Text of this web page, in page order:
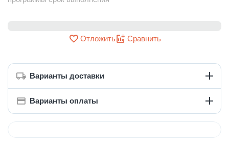
Отложить Сравнить
Варианты доставки
Варианты оплаты